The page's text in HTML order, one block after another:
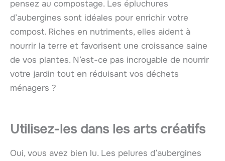
pensez au compostage. Les épluchures
d’aubergines sont idéales pour enrichir votre
compost. Riches en nutriments, elles aident à
nourrir la terre et favorisent une croissance saine
de vos plantes. N’est-ce pas incroyable de nourrir
votre jardin tout en réduisant vos déchets
ménagers ?
Utilisez-les dans les arts créatifs
Oui, vous avez bien lu. Les pelures d’aubergines